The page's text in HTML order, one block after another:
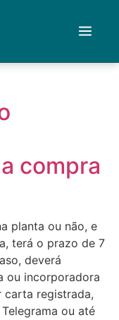
compra
planta ou não, e
terá o prazo de 7
deverá
ou incorporadora
carta registrada,
ou até